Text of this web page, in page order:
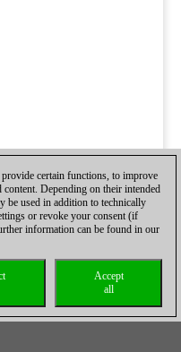
certain functions, to improve
Depending on their intended
be used in addition to technically
or revoke your consent (if
information can be found in our
Accept
all